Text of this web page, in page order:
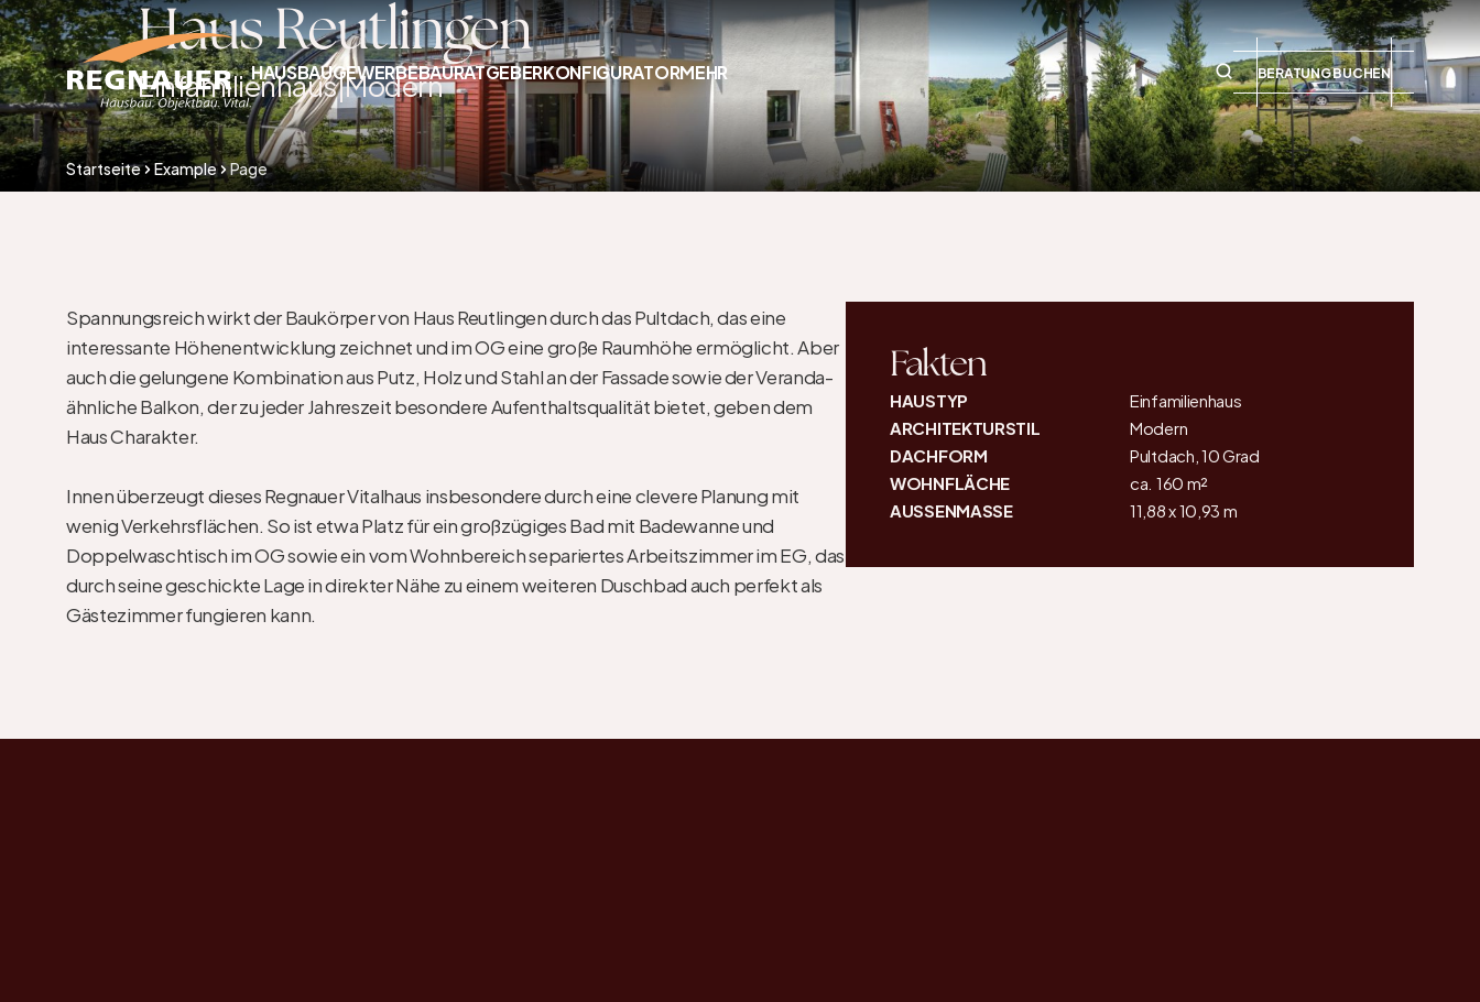
HAUSBAUGEWERBEBAURATGEBERKONFIGURATORMEHR BERATUNG BUCHEN
Startseite Example Page
Haus Reutlingen
Einfamilienhaus|Modern
Spannungsreich wirkt der Baukörper von Haus Reutlingen durch das Pultdach, das eine
interessante Höhenentwicklung zeichnet und im OG eine große Raumhöhe ermöglicht. Aber
auch die gelungene Kombination aus Putz, Holz und Stahl an der Fassade sowie der Veranda-
ähnliche Balkon, der zu jeder Jahreszeit besondere Aufenthaltsqualität bietet, geben dem
Haus Charakter.
Innen überzeugt dieses Regnauer Vitalhaus insbesondere durch eine clevere Planung mit
wenig Verkehrsflächen. So ist etwa Platz für ein großzügiges Bad mit Badewanne und
Doppelwaschtisch im OG sowie ein vom Wohnbereich separiertes Arbeitszimmer im EG, das
durch seine geschickte Lage in direkter Nähe zu einem weiteren Duschbad auch perfekt als
Gästezimmer fungieren kann.
Fakten
HAUSTYP
Einfamilienhaus
ARCHITEKTURSTIL
Modern
DACHFORM
Pultdach, 10 Grad
WOHNFLÄCHE
ca. 160 m²
AUSSENMASSE
11,88 x 10,93 m